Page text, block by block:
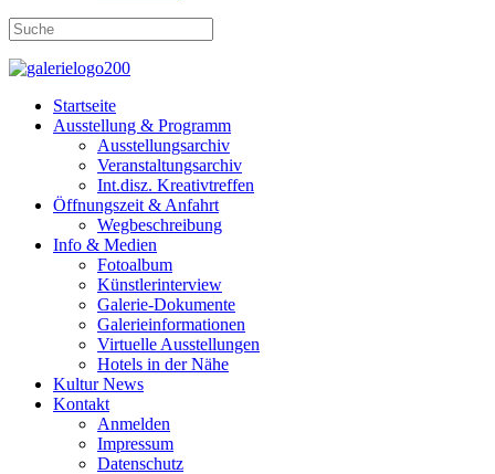
Startseite
Ausstellung & Programm
Ausstellungsarchiv
Veranstaltungsarchiv
Int.disz. Kreativtreffen
Öffnungszeit & Anfahrt
Wegbeschreibung
Info & Medien
Fotoalbum
Künstlerinterview
Galerie-Dokumente
Galerieinformationen
Virtuelle Ausstellungen
Hotels in der Nähe
Kultur News
Kontakt
Anmelden
Impressum
Datenschutz